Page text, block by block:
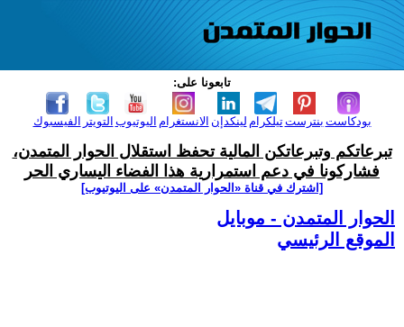
تابعونا على:
الفيسبوك التويتر اليوتيوب الانستغرام لينكدإن تيلكرامبنترست بودكاست
تبرعاتكم وتبرعاتكن المالية تحفظ استقلال الحوار المتمدن،
فشاركونا في دعم استمرارية هذا الفضاء اليساري الحر
[اشترك في قناة ‫«الحوار المتمدن» على اليوتيوب]
الحوار المتمدن - موبايل
الموقع الرئيسي